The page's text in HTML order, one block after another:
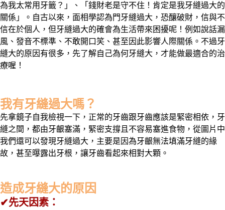
為我太常用牙籤？」、「錢財老是守不住！肯定是我牙縫過大的
關係」。自古以來，面相學認為門牙縫過大，恐釀破財，信與不
信在於個人，但牙縫過大的確會為生活帶來困擾呢！例如說話漏
風、發音不標準、不敢開口笑、甚至因此影響人際關係。不過牙
縫大的原因有很多，先了解自己為何牙縫大，才能做最適合的治
療喔！
我有牙縫過大嗎？
先拿鏡子自我檢視一下，正常的牙齒跟牙齒應該是緊密相依，牙
縫之間，都由牙齦塞滿，緊密支撐且不容易塞進食物，從圖片中
我們還可以發現牙縫過大，主要是因為牙齦無法填滿牙縫的緣
故，甚至曝露出牙根，讓牙齒看起來相對大顆。
造成牙縫大的原因
✔先天因素：